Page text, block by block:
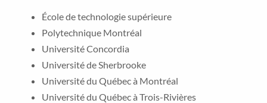
École de technologie supérieure
Polytechnique Montréal
Université Concordia
Université de Sherbrooke
Université du Québec à Montréal
Université du Québec à Trois-Rivières